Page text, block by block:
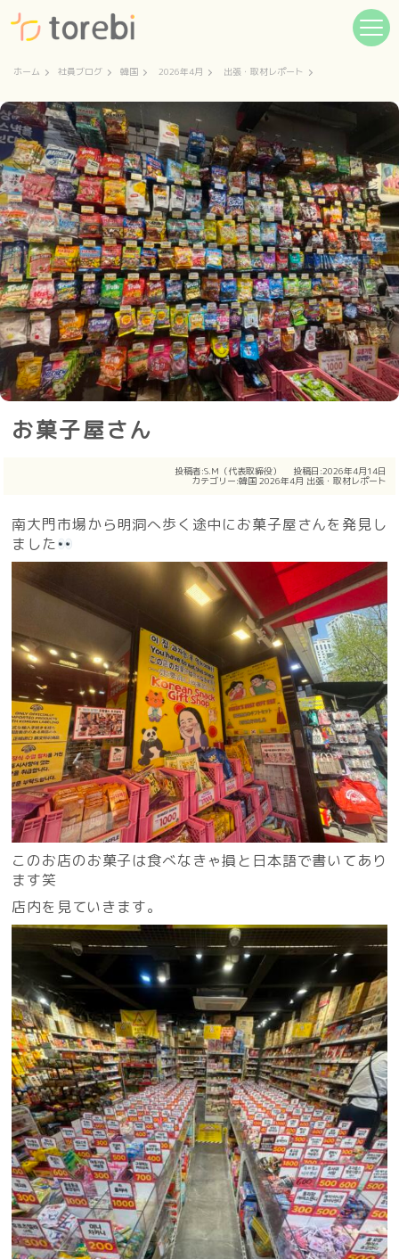
ホーム 社員ブログ 韓国 2026年4月 出張・取材レポート
お菓子屋さん
投稿者:S.M（代表取締役） 投稿日:2026年4月14日
カテゴリー:韓国 2026年4月 出張・取材レポート
南大門市場から明洞へ歩く途中にお菓子屋さんを発見し
ました
このお店のお菓子は食べなきゃ損と日本語で書いてあり
ます笑
店内を見ていきます。